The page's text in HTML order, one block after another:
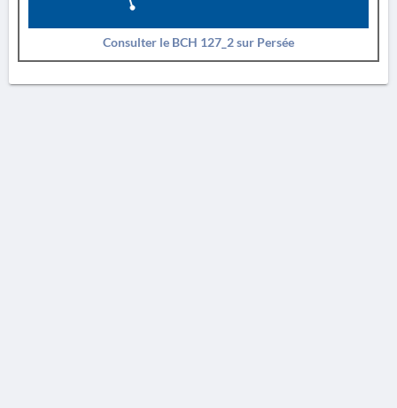
Consulter le BCH 127_2 sur Persée